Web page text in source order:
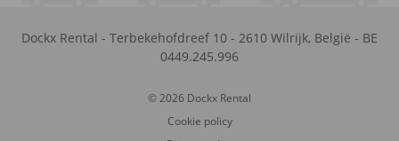
Dockx Rental - Terbekehofdreef 10 - 2610 Wilrijk, België - BE
0449.245.996
© 2026 Dockx Rental
Cookie policy